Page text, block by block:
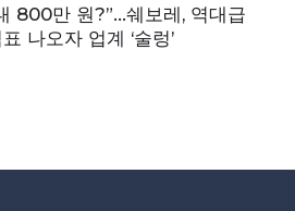
800만 원?”…쉐보레, 역대급
나오자 업계 ‘술렁’